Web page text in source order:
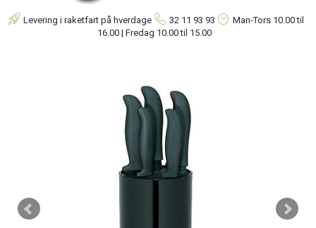
Levering i raketfart på hverdage 32 11 93 93 Man-Tors 10.00 til
16.00 | Fredag 10.00 til 15.00